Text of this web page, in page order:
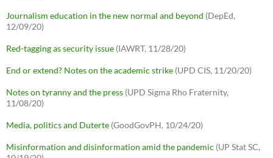
Journalism education in the new normal and beyond (DepEd,
12/09/20)
Red-tagging as security issue (IAWRT, 11/28/20)
End or extend? Notes on the academic strike (UPD CIS, 11/20/20)
Notes on tyranny and the press (UPD Sigma Rho Fraternity,
11/08/20)
Media, politics and Duterte (GoodGovPH, 10/24/20)
Misinformation and disinformation amid the pandemic (UP Stat SC,